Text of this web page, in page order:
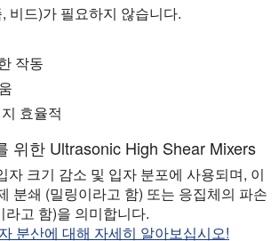
비드)가 필요하지 않습니다.
작동
효율적
위한 Ultrasonic High Shear Mixers
자 크기 감소 및 입자 분포에 사용되며, 이
분쇄 (밀링이라고 함) 또는 응집체의 파손
라고 함)을 의미합니다.
분산에 대해 자세히 알아보십시오!